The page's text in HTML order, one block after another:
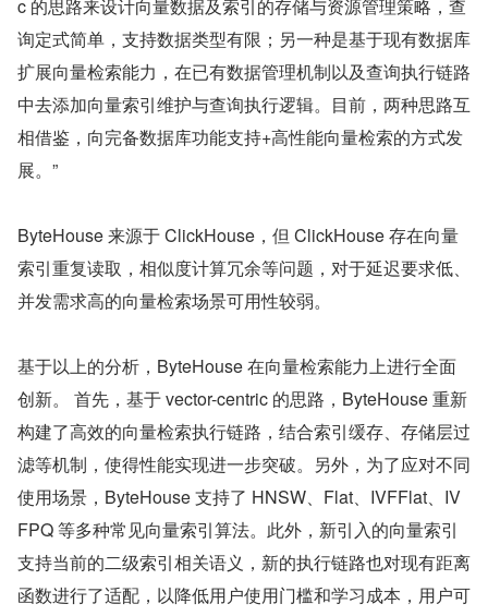
c 的思路来设计向量数据及索引的存储与资源管理策略，查
询定式简单，支持数据类型有限；另一种是基于现有数据库
扩展向量检索能力，在已有数据管理机制以及查询执行链路
中去添加向量索引维护与查询执行逻辑。目前，两种思路互
相借鉴，向完备数据库功能支持+高性能向量检索的方式发
展。”
ByteHouse 来源于 ClickHouse，但 ClickHouse 存在向量
索引重复读取，相似度计算冗余等问题，对于延迟要求低、
并发需求高的向量检索场景可用性较弱。
基于以上的分析，ByteHouse 在向量检索能力上进行全面
创新。 首先，基于 vector-centric 的思路，ByteHouse 重新
构建了高效的向量检索执行链路，结合索引缓存、存储层过
滤等机制，使得性能实现进一步突破。另外，为了应对不同
使用场景，ByteHouse 支持了 HNSW、Flat、IVFFlat、IV
FPQ 等多种常见向量索引算法。此外，新引入的向量索引
支持当前的二级索引相关语义，新的执行链路也对现有距离
函数进行了适配，以降低用户使用门槛和学习成本，用户可